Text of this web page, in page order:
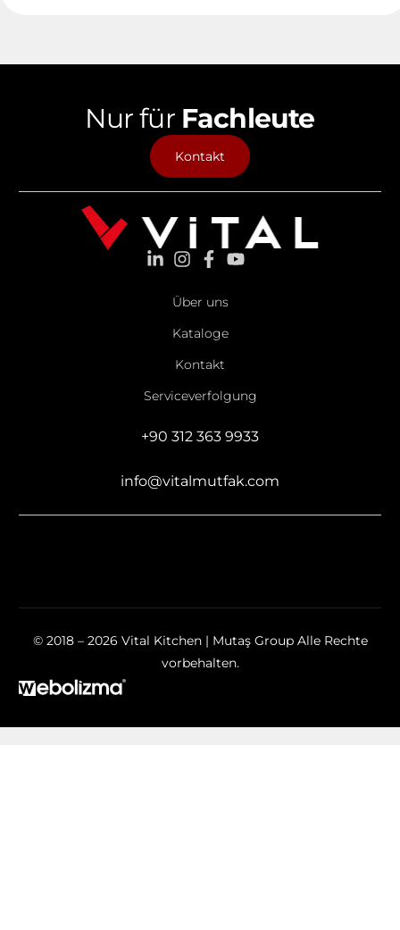
Nur für Fachleute
Kontakt
Über uns
Kataloge
Kontakt
Serviceverfolgung
+90 312 363 9933
info@vitalmutfak.com
© 2018 – 2026 Vital Kitchen | Mutaş Group Alle Rechte
vorbehalten.